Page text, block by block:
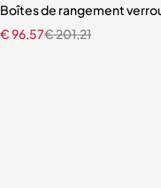
Boîtes de rangement
€201,21
€96,57